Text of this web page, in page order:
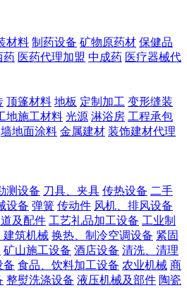
材料 制药设备 矿物原药材 保健品
药 医药代理加盟 中成药 医疗器械代
顶篷材料 地板 定制加工 变形缝装
地施工材料 光源 淋浴房 工程承包
墙地面涂料 金属建材 装饰建材代理
测设备 刀具、夹具 传热设备 二手
设备 弹簧 传动件 风机、排风设备
及配件 工艺礼品加工设备 工业制
建筑机械 换热、制冷空调设备 紧固
矿山施工设备 酒店设备 清洗、清理
备 食品、饮料加工设备 农业机械 商
整熨洗涤设备 液压机械及部件 陶瓷